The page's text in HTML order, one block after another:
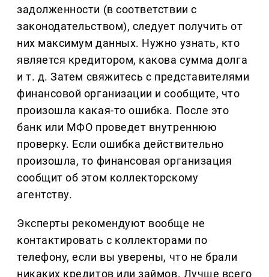
задолженности (в соответствии с
законодательством), следует получить от
них максимум данных. Нужно узнать, кто
является кредитором, какова сумма долга
и т. д. Затем свяжитесь с представителями
финансовой организации и сообщите, что
произошла какая-то ошибка. После это
банк или МФО проведет внутреннюю
проверку. Если ошибка действительно
произошла, то финансовая организация
сообщит об этом коллекторскому
агентству.
Эксперты рекомендуют вообще не
контактировать с коллекторами по
телефону, если вы уверены, что не брали
никаких кредитов или займов. Лучше всего